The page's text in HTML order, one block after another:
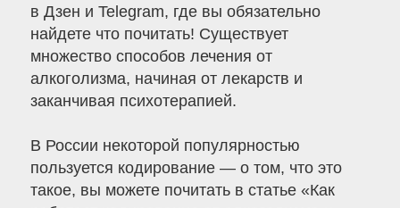
в Дзен и Telegram, где вы обязательно
найдете что почитать! Существует
множество способов лечения от
алкоголизма, начиная от лекарств и
заканчивая психотерапией.
В России некоторой популярностью
пользуется кодирование — о том, что это
такое, вы можете почитать в статье «Как